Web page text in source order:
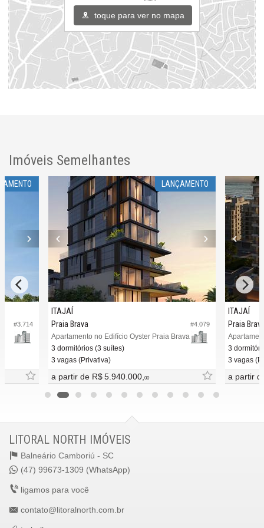
toque para ver no mapa
Imóveis Semelhantes
#3.714
LANÇAMENTO
#4.079
ITAJAÍ
Praia Brava
Apartamento no Edifício Oyster Praia Brava
3 dormitórios (3 suítes)
3 vagas (Privativa)
a partir de R$ 5.940.000, 00
ITAJAÍ
Praia
3
3 vagas
a partir
LITORAL NORTH IMÓVEIS
Balneário Camboriú - SC
(47) 99673-1309 (WhatsApp)
ligamos para você
contato@litoralnorth.com.br